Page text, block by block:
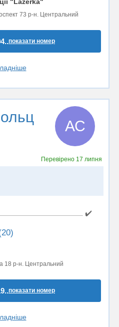
73 р-н. Центральний
показати номер
АС
Перевірено 17 липня
✔️
18 р-н. Центральний
показати номер